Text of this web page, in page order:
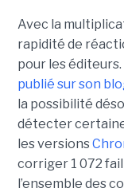
Avec la
rapidité de
pour les éditeurs.
publié sur son
la possibilité
détecter
les versions
corriger 1 072
l’ensemble des